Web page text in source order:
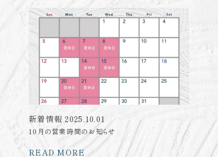
新着情報 2025.10.01
10月の営業時間のお知らせ
READ MORE